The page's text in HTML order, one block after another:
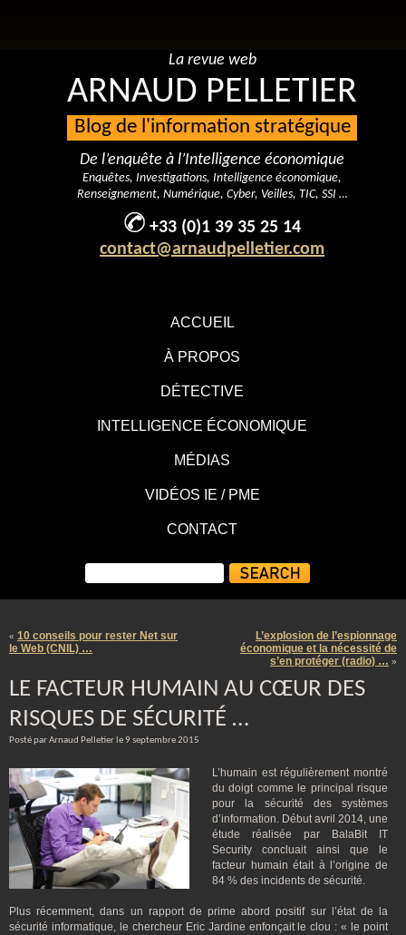
ACCUEIL
À PROPOS
DÉTECTIVE
INTELLIGENCE ÉCONOMIQUE
MÉDIAS
VIDÉOS IE / PME
CONTACT
La revue web
ARNAUD PELLETIER
Blog de l'information stratégique
De l’enquête à l’Intelligence économique
Enquêtes, Investigations, Intelligence économique,
Renseignement, Numérique, Cyber, Veilles, TIC, SSI …
+33 (0)1 39 35 25 14
contact@arnaudpelletier.com
« 10 conseils pour rester Net sur
le Web (CNIL) …
L’explosion de l’espionnage
économique et la nécessité de
s’en protéger (radio) … »
LE FACTEUR HUMAIN AU CŒUR DES
RISQUES DE SÉCURITÉ …
Posté par Arnaud Pelletier le 9 septembre 2015
L’humain est régulièrement montré
du doigt comme le principal risque
pour la sécurité des systèmes
d’information. Début avril 2014, une
étude réalisée par BalaBit IT
Security concluait ainsi que le
facteur humain était à l’origine de
84 % des incidents de sécurité.
Plus récemment, dans un rapport de prime abord positif sur l’état de la
sécurité informatique, le chercheur Eric Jardine enfonçait le clou : « le point